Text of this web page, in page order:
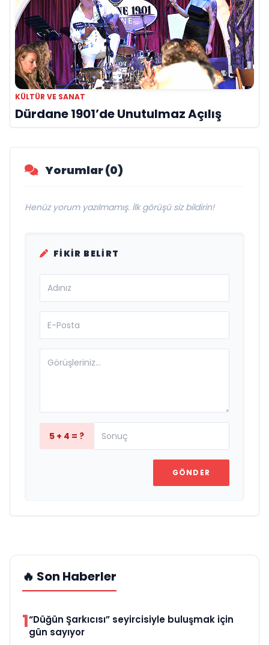
KÜLTÜR VE SANAT
Dürdane 1901’de Unutulmaz Açılış
Yorumlar (0)
Henüz yorum yazılmamış. İlk görüşü siz bildirin!
FIKIR BELIRT
5 + 4 = ?
GÖNDER
🔥 Son Haberler
1“Düğün Şarkıcısı” seyircisiyle buluşmak için
gün sayıyor